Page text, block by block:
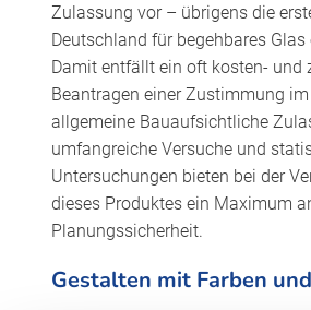
Zulassung vor – übrigens die
Deutschland für begehbares Glas
Damit entfällt ein oft kosten- und
Beantragen einer Zustimmung
allgemeine Bauaufsichtliche
umfangreiche Versuche und
Untersuchungen bieten bei der
dieses Produktes ein Maximum
Planungssicherheit.
Gestalten mit Farben